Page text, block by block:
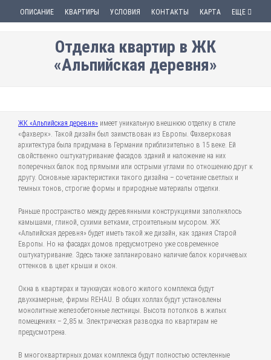
ОПИСАНИЕ КВАРТИРЫ УСЛОВИЯ КОНТАКТЫ КАРТА ЕЩЕ
Отделка квартир в ЖК
«Альпийская деревня»
ЖК «Альпийская деревня» имеет уникальную внешнюю отделку в стиле
«фахверк». Такой дизайн был заимствован из Европы. Фахверковая
архитектура была придумана в Германии приблизительно в 15 веке. Ей
свойственно оштукатуривание фасадов зданий и наложение на них
поперечных балок под прямыми или острыми углами по отношению друг к
другу. Основные характеристики такого дизайна – сочетание светлых и
темных тонов, строгие формы и природные материалы отделки.
Раньше пространство между деревянными конструкциями заполнялось
камышами, глиной, сухими ветками, строительным мусором. ЖК
«Альпийская деревня» будет иметь такой же дизайн, как здания Старой
Европы. Но на фасадах домов предусмотрено уже современное
оштукатуривание. Здесь также запланировано наличие балок коричневых
оттенков в цвет крыши и окон.
Окна в квартирах и таунхаусах нового жилого комплекса будут
двухкамерные, фирмы REHAU. В общих холлах будут установлены
монолитные железобетонные лестницы. Высота потолков в жилых
помещениях – 2,85 м. Электрическая разводка по квартирам не
предусмотрена.
В многоквартирных домах комплекса будут полностью остекленные